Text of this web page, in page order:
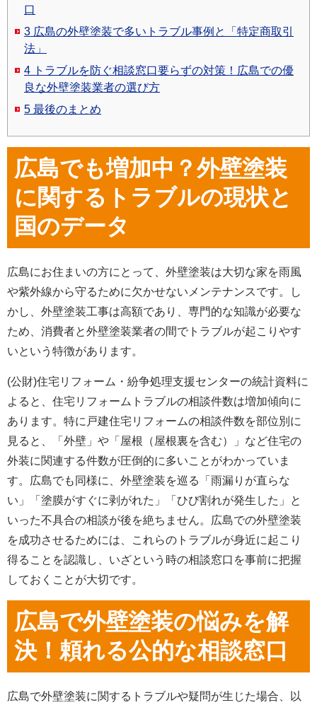
口
3 広島の外壁塗装で多いトラブル事例と「特定商取引
法」
4 トラブルを防ぐ相談窓口要らずの対策！広島での優
良な外壁塗装業者の選び方
5 最後のまとめ
広島でも増加中？外壁塗装
に関するトラブルの現状と
国のデータ
広島にお住まいの方にとって、外壁塗装は大切な家を雨風
や紫外線から守るために欠かせないメンテナンスです。し
かし、外壁塗装工事は高額であり、専門的な知識が必要な
ため、消費者と外壁塗装業者の間でトラブルが起こりやす
いという特徴があります。
(公財)住宅リフォーム・紛争処理支援センターの統計資料に
よると、住宅リフォームトラブルの相談件数は増加傾向に
あります。特に戸建住宅リフォームの相談件数を部位別に
見ると、「外壁」や「屋根（屋根裏を含む）」など住宅の
外装に関連する件数が圧倒的に多いことがわかっていま
す。広島でも同様に、外壁塗装を巡る「雨漏りが直らな
い」「塗膜がすぐに剥がれた」「ひび割れが発生した」と
いった不具合の相談が後を絶ちません。広島での外壁塗装
を成功させるためには、これらのトラブルが身近に起こり
得ることを認識し、いざという時の相談窓口を事前に把握
しておくことが大切です。
広島で外壁塗装の悩みを解
決！頼れる公的な相談窓口
広島で外壁塗装に関するトラブルや疑問が生じた場合、以